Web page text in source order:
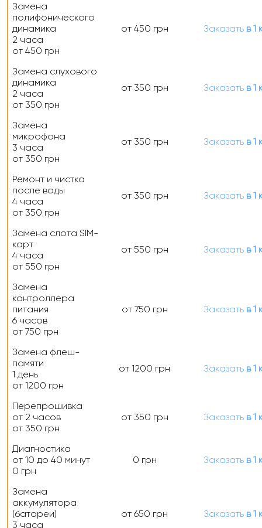
Замена
полифонического
динамика
2 часа
от 450 грн
от 450 грн Заказатьв 1
Замена слухового
динамика
2 часа
от 350 грн
от 350 грн Заказатьв 1
Замена
микрофона
3 часа
от 350 грн
от 350 грн Заказатьв 1
Ремонт и чистка
после воды
4 часа
от 350 грн
от 350 грн Заказатьв 1
Замена слота SIM-
карт
4 часа
от 550 грн
от 550 грн Заказатьв 1
Замена
контроллера
питания
6 часов
от 750 грн
от 750 грн Заказатьв 1
Замена флеш-
памяти
1 день
от 1200 грн
от 1200 грн Заказатьв 1
Перепрошивка
от 2 часов
от 350 грн
от 350 грн Заказатьв 1
Диагностика
от 10 до 40 минут
0 грн
0 грн Заказатьв 1
Замена
аккумулятора
(батареи)
3 часа
от 650 грн Заказатьв 1